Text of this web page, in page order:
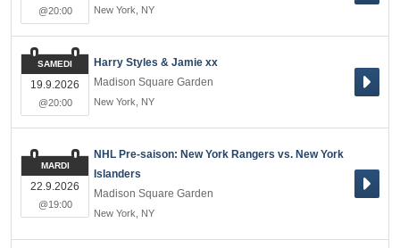
New York NY
@20:00
Harry Styles & Jamie xx
Madison Square Garden
New York NY
SAMEDI
19.9.2026
@20:00
NHL Pre-saison: New York Rangers vs. New York
Islanders
Madison Square Garden
New York NY
MARDI
22.9.2026
@19:00